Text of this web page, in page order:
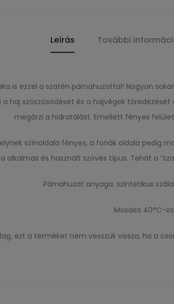
Leírás További
is ezzel a szatén párnahuzattal! Nagyon
haj szöszösödését és a hajvégek
megőrzi a hidratálást. Emellett fényes
színoldala fényes, a fonák oldala pedig
alkalmas és használt szövés típus. Tehát a
Párnahuzat anyaga: szintetikus
Mosása 40°C-
ezt a terméket nem vesszük vissza, ha a